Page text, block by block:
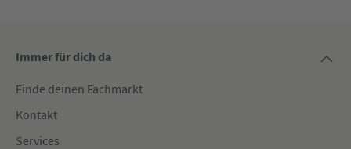
Immer für dich da
Finde deinen Fachmarkt
Kontakt
Services